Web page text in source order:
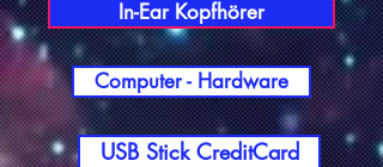
In-Ear Kopfhörer
Computer - Hardware
USB Stick CreditCard